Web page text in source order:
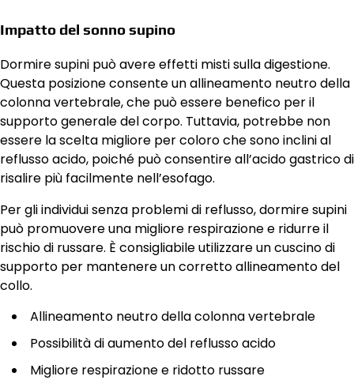
Impatto del sonno supino
Dormire supini può avere effetti misti sulla digestione.
Questa posizione consente un allineamento neutro della
colonna vertebrale, che può essere benefico per il
supporto generale del corpo. Tuttavia, potrebbe non
essere la scelta migliore per coloro che sono inclini al
reflusso acido, poiché può consentire all’acido gastrico di
risalire più facilmente nell’esofago.
Per gli individui senza problemi di reflusso, dormire supini
può promuovere una migliore respirazione e ridurre il
rischio di russare. È consigliabile utilizzare un cuscino di
supporto per mantenere un corretto allineamento del
collo.
Allineamento neutro della colonna vertebrale
Possibilità di aumento del reflusso acido
Migliore respirazione e ridotto russare